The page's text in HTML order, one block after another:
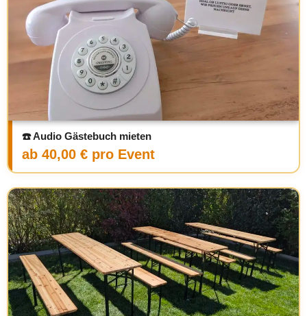
☎️ Audio Gästebuch mieten
ab 40,00 € pro Event